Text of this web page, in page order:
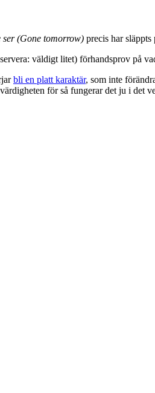
ser (Gone tomorrow) precis har släppts
väldigt litet) förhandsprov på
bli en platt karaktär, som inte
för så fungerar det ju i det